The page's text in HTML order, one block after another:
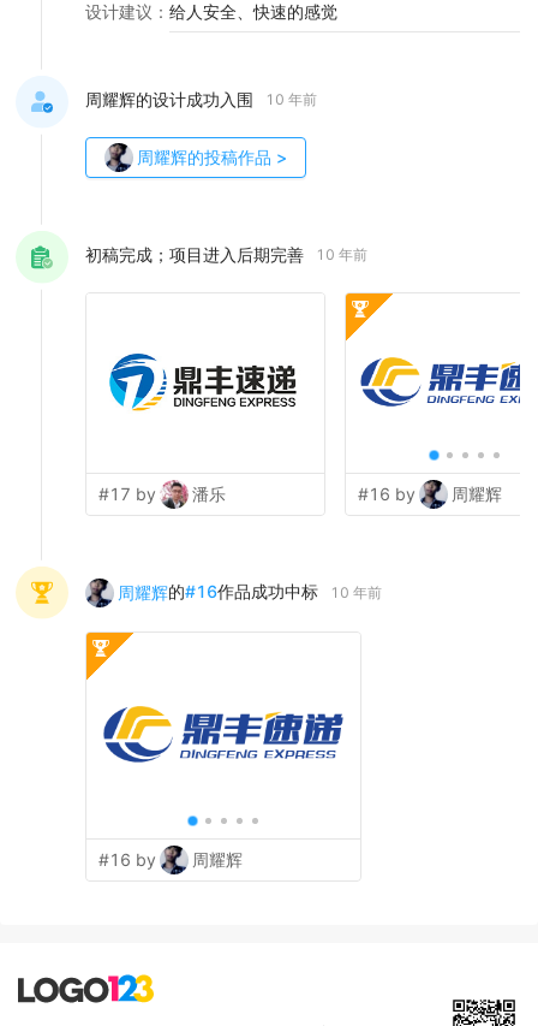
设计建议 ： 给人安全、快速的感觉
周耀辉的设计成功入围 10 年前
周耀辉的投稿作品 >
初稿完成；项目进入后期完善 10 年前
#17 by 潘乐 #16 by 周耀辉
周耀辉的#16作品成功中标 10 年前
#16 by 周耀辉